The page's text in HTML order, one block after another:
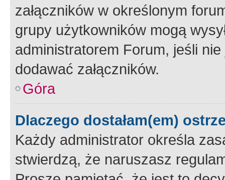
załączników w określonym
grupy użytkowników mogą
administratorem Forum, jeśli
dodawać załączników.
Góra
Dlaczego dostałam(em)
Każdy administrator określa
stwierdzą, że naruszasz